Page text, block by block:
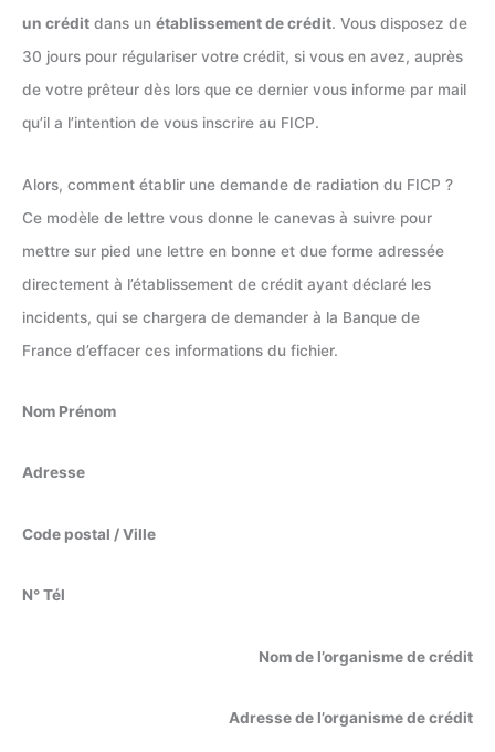
un crédit dans un établissement de crédit. Vous disposez de
30 jours pour régulariser votre crédit, si vous en avez, auprès
de votre prêteur dès lors que ce dernier vous informe par mail
qu’il a l’intention de vous inscrire au FICP.
Alors, comment établir une demande de radiation du FICP ?
Ce modèle de lettre vous donne le canevas à suivre pour
mettre sur pied une lettre en bonne et due forme adressée
directement à l’établissement de crédit ayant déclaré les
incidents, qui se chargera de demander à la Banque de
France d’effacer ces informations du fichier.
Nom Prénom
Adresse
Code postal / Ville
N° Tél
Nom de l’organisme de crédit
Adresse de l’organisme de crédit